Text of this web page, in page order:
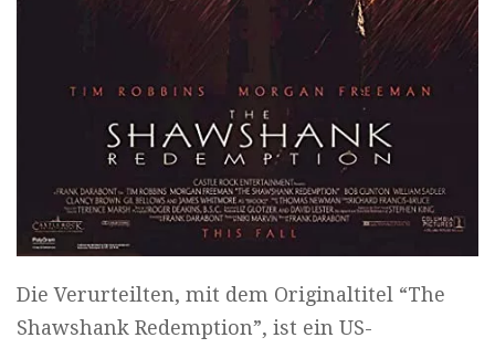
Die Verurteilten, mit dem Originaltitel “The
Shawshank Redemption”, ist ein US-